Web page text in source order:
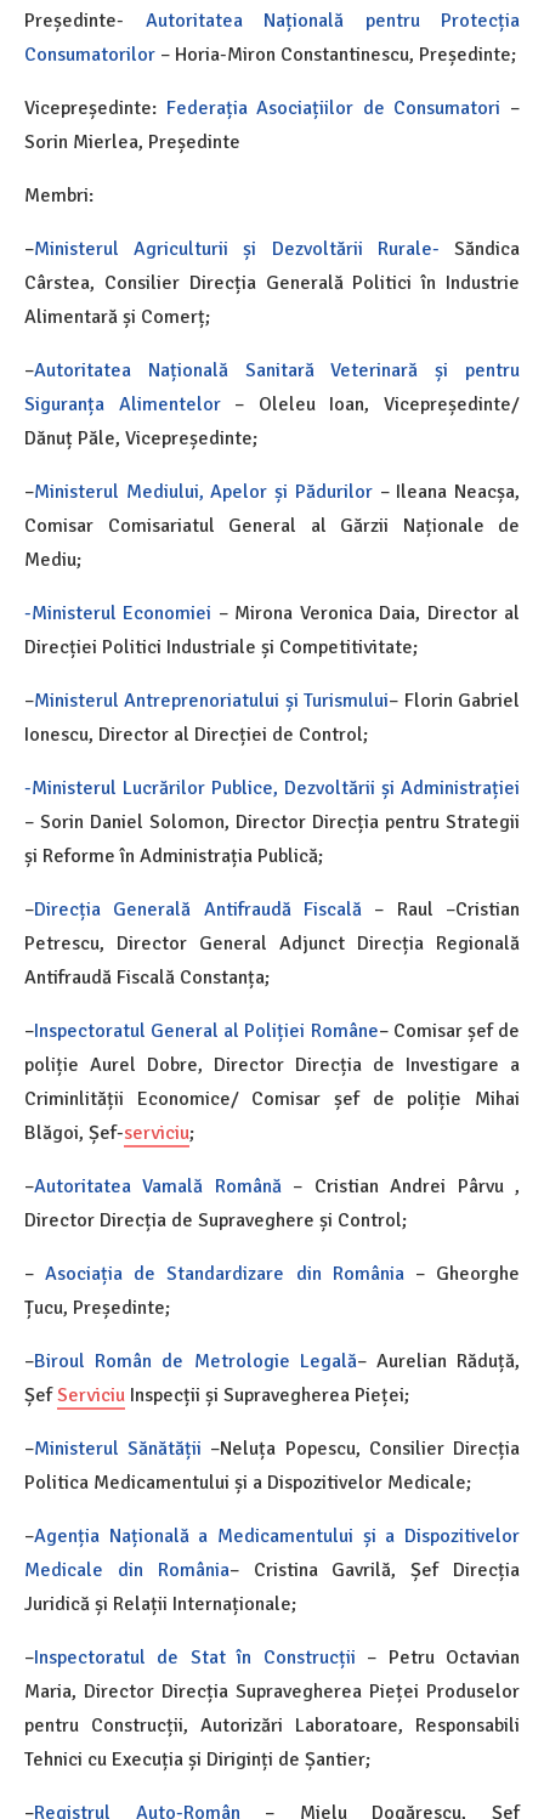
Președinte- Autoritatea Națională pentru Protecția
Consumatorilor – Horia-Miron Constantinescu, Președinte;
Vicepreședinte: Federația Asociațiilor de Consumatori –
Sorin Mierlea, Președinte
Membri:
–Ministerul Agriculturii și Dezvoltării Rurale- Săndica
Cârstea, Consilier Direcția Generală Politici în Industrie
Alimentară și Comerț;
–Autoritatea Națională Sanitară Veterinară și pentru
Siguranța Alimentelor– Oleleu Ioan, Vicepreședinte/
Dănuț Păle, Vicepreședinte;
–Ministerul Mediului, Apelor și Pădurilor– Ileana Neacșa,
Comisar Comisariatul General al Gărzii Naționale de
Mediu;
-Ministerul Economiei – Mirona Veronica Daia, Director al
Direcției Politici Industriale și Competitivitate;
–Ministerul Antreprenoriatului și Turismului– Florin Gabriel
Ionescu, Director al Direcției de Control;
-Ministerul Lucrărilor Publice, Dezvoltării și Administrației
– Sorin Daniel Solomon, Director Direcția pentru Strategii
și Reforme în Administrația Publică;
–Direcția Generală Antifraudă Fiscală – Raul –Cristian
Petrescu, Director General Adjunct Direcția Regională
Antifraudă Fiscală Constanța;
–Inspectoratul General al Poliției Române– Comisar șef de
poliție Aurel Dobre, Director Direcția de Investigare a
Criminlității Economice/ Comisar șef de poliție Mihai
Blăgoi, Șef-serviciu;
–Autoritatea Vamală Română– Cristian Andrei Pârvu ,
Director Direcția de Supraveghere și Control;
–Asociația de Standardizare din România– Gheorghe
Țucu, Președinte;
–Biroul Român de Metrologie Legală– Aurelian Răduță,
ȘefServiciu Inspecții și Supravegherea Pieței;
–Ministerul Sănătății –Neluța Popescu, Consilier Direcția
Politica Medicamentului și a Dispozitivelor Medicale;
–Agenția Națională a Medicamentului și a Dispozitivelor
Medicale din România– Cristina Gavrilă, Șef Direcția
Juridică și Relații Internaționale;
–Inspectoratul de Stat în Construcții – Petru Octavian
Maria, Director Direcția Supravegherea Pieței Produselor
pentru Construcții, Autorizări Laboratoare, Responsabili
Tehnici cu Execuția și Diriginți de Șantier;
–Registrul Auto-Român– Mielu Dogărescu, Șef